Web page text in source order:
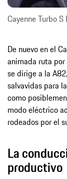
Cayenne Turbo
De nuevo en el
animada ruta
se dirige a la
salvavidas para
como
modo eléctrico
rodeados por el
La
productivo